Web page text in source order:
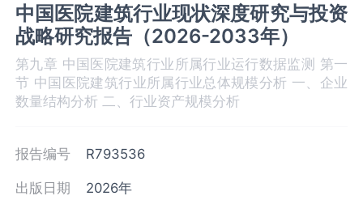
中国医院建筑行业现状深度研究与投资
战略研究报告（2026-2033年）
第九章 中国医院建筑‌‌‌行业所属行业运行数据监测 第一
节 中国医院建筑‌‌‌行业所属行业总体规模分析 一、企业
数量结构分析 二、行业资产规模分析
报告编号 R793536
出版日期 2026年